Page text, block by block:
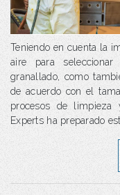
Teniendo en cuenta la
aire para
granallado, como
de acuerdo con el
procesos de limpieza
Experts ha preparado